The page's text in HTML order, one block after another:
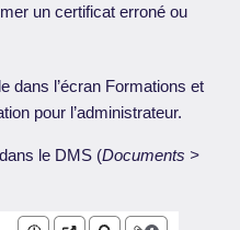
un certificat erroné ou
dans l’écran Formations et
pour l’administrateur.
le DMS (Documents >